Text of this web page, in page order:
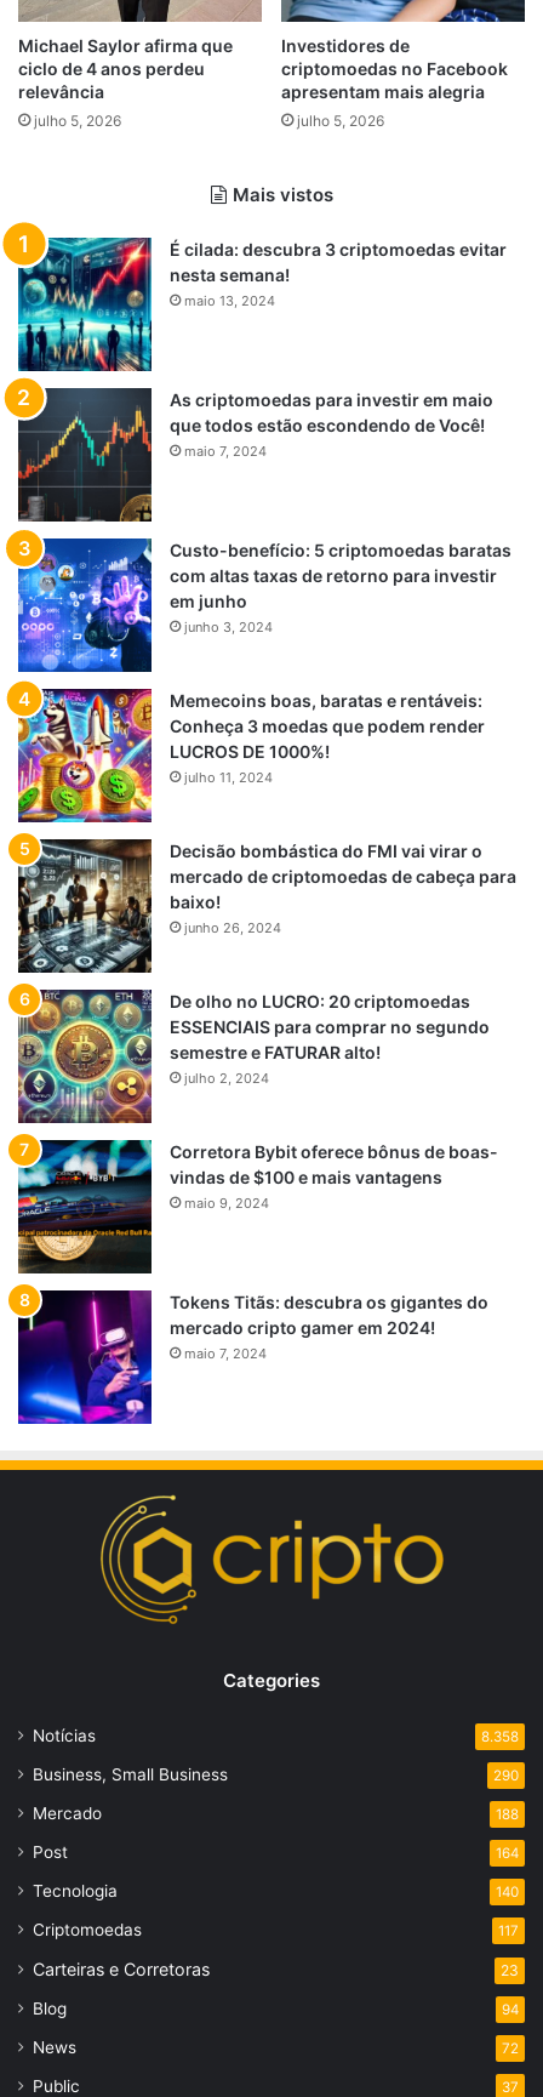
Michael Saylor afirma que
ciclo de 4 anos perdeu
relevância
julho 5, 2026
Investidores de
criptomoedas no Facebook
apresentam mais alegria
julho 5, 2026
Mais vistos
É cilada: descubra 3 criptomoedas evitar
nesta semana!
maio 13, 2024
As criptomoedas para investir em maio
que todos estão escondendo de Você!
maio 7, 2024
Custo-benefício: 5 criptomoedas baratas
com altas taxas de retorno para investir
em junho
junho 3, 2024
Memecoins boas, baratas e rentáveis:
Conheça 3 moedas que podem render
LUCROS DE 1000%!
julho 11, 2024
Decisão bombástica do FMI vai virar o
mercado de criptomoedas de cabeça para
baixo!
junho 26, 2024
De olho no LUCRO: 20 criptomoedas
ESSENCIAIS para comprar no segundo
semestre e FATURAR alto!
julho 2, 2024
Corretora Bybit oferece bônus de boas-
vindas de $100 e mais vantagens
maio 9, 2024
Tokens Titãs: descubra os gigantes do
mercado cripto gamer em 2024!
maio 7, 2024
Categories
Notícias 8.358
Business, Small Business 290
Mercado 188
Post 164
Tecnologia 140
Criptomoedas 117
Carteiras e Corretoras 23
Blog 94
News 72
Public 37